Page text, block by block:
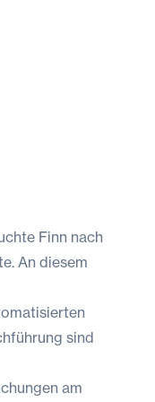
Finn nach
An diesem
sind
am